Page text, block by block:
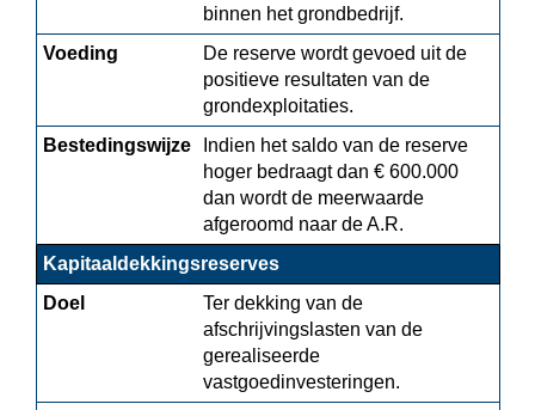
binnen het grondbedrijf.
Voeding
De reserve wordt gevoed uit de
positieve resultaten van de
grondexploitaties.
Bestedingswijze
Indien het saldo van de reserve
hoger bedraagt dan € 600.000
dan wordt de meerwaarde
afgeroomd naar de A.R.
Kapitaaldekkingsreserves
Doel
Ter dekking van de
afschrijvingslasten van de
gerealiseerde
vastgoedinvesteringen.